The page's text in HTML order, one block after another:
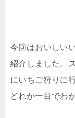
今回はおいしい
紹介しました。
にいちご狩りに
どれか一目でわ